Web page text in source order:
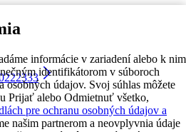
informácie v zariadení alebo k nim
identifikátorom v súboroch
osobných údajov. Svoj súhlas môžete
Prijať alebo Odmietnuť všetko,
pre ochranu osobných údajov a
našim partnerom a neovplyvnia údaje